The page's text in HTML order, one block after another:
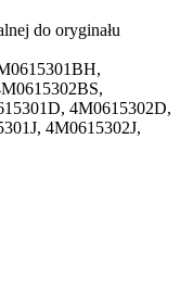
do oryginału
4M0615302D,
4M0615302J,